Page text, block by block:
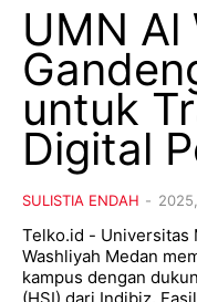
UMN Al
untuk
Digital
SULISTIA ENDAH -
Telko.id - Universitas
Washliyah Medan
kampus dengan